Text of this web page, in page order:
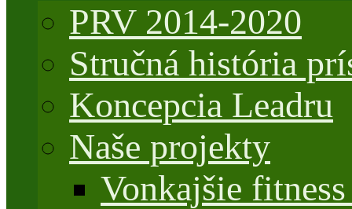
PRV 2014-2020
Stručná história
Koncepcia Leadru
Naše projekty
Vonkajšie